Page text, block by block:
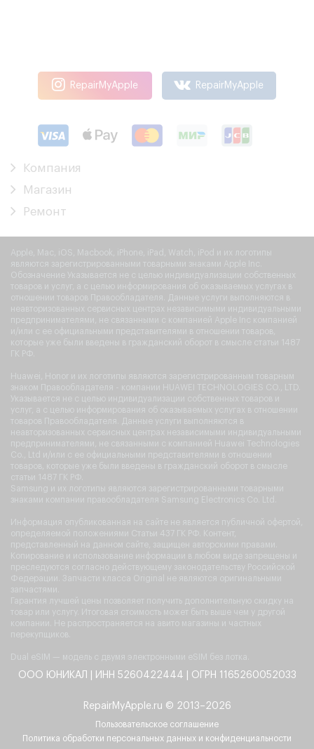
RepairMyApple RepairMyApple
Компания
Магазин
Ремонт
Apple, Mac, iOS, Macbook, iPhone, iPad, Watch, iPod и их логотипы
являются зарегистрированными товарными знаками Apple Inc.
Обозначение Указывается не с целью индивидуализации собственных
товаров и услуг, а с целью информирования об оказываемых услугах в
отношении товаров Правообладателя. Данные услуги выполняются в
неавторизованных сервисных центрах независимыми индивидуальными
предпринимателями, не связанными с компанией Apple Inc компанией
и/или с ее официальными представителями в отношении товаров,
которые уже были введены в гражданский оборот в смысле статьи 1487
ГК РФ.
Huawei, Honor и их логотипы являются зарегистрированным товарным
знаком Правообладателя - компании HUAWEI TECHNOLOGIES CO., LTD.
Указывается не с целью индивидуализации собственных товаров и
услуг, а с целью информирования об оказываемых услугах в отношении
товаров Правообладателя. Данные услуги выполняются в
неавторизованных сервисных центрах независимыми индивидуальными
предпринимателями, не связанными с компанией Huawei Technologies
Co., Ltd и/или с ее официальными представителями в отношении
товаров, которые уже были введены в гражданский оборот в смысле
статьи 1487 ГК РФ.
Samsung и их логотипы являются зарегистрированными товарными
знаками компании правообладателя Samsung Electronics Co. Ltd.
Информация опубликованная на сайте не является публичной офертой,
определяемой положениями Статьи 437 ГК РФ. Контент,
представленный на данном сайте, защищен авторскими правами.
Копирование и использование информации в любом виде запрещены и
преследуются согласно действующему законодательству Российской
Федерации. Запчасти класса Original не являются оригинальными
запчастями.
Гарантия лучшей цены позволяет получить дополнительную скидку на
товар или услугу. Итоговая стоимость может быть выше чем у другой
компании. Не распространяется на авито магазины и частных
перекупщиков.
Dual eSIM — модель с двумя электронными eSIM без лотка.
ООО ЮНИКАЛ | ИНН 5260422444 | ОГРН 1165260052033
RepairMyApple.ru © 2013–2026
Пользовательское соглашение
Политика обработки персональных данных и конфиденциальности